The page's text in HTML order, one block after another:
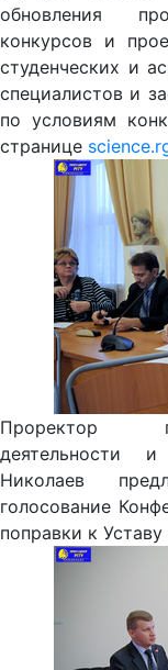
обновления
конкурсов и
студенческих и
специалистов и
по условиям
странице
Проректор
деятельности
Николаев
голосование
поправки к